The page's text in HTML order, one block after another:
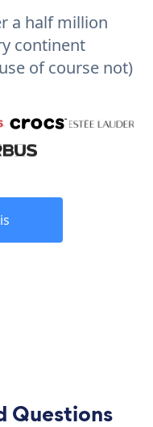
a half million
continent
of course not)
Questions